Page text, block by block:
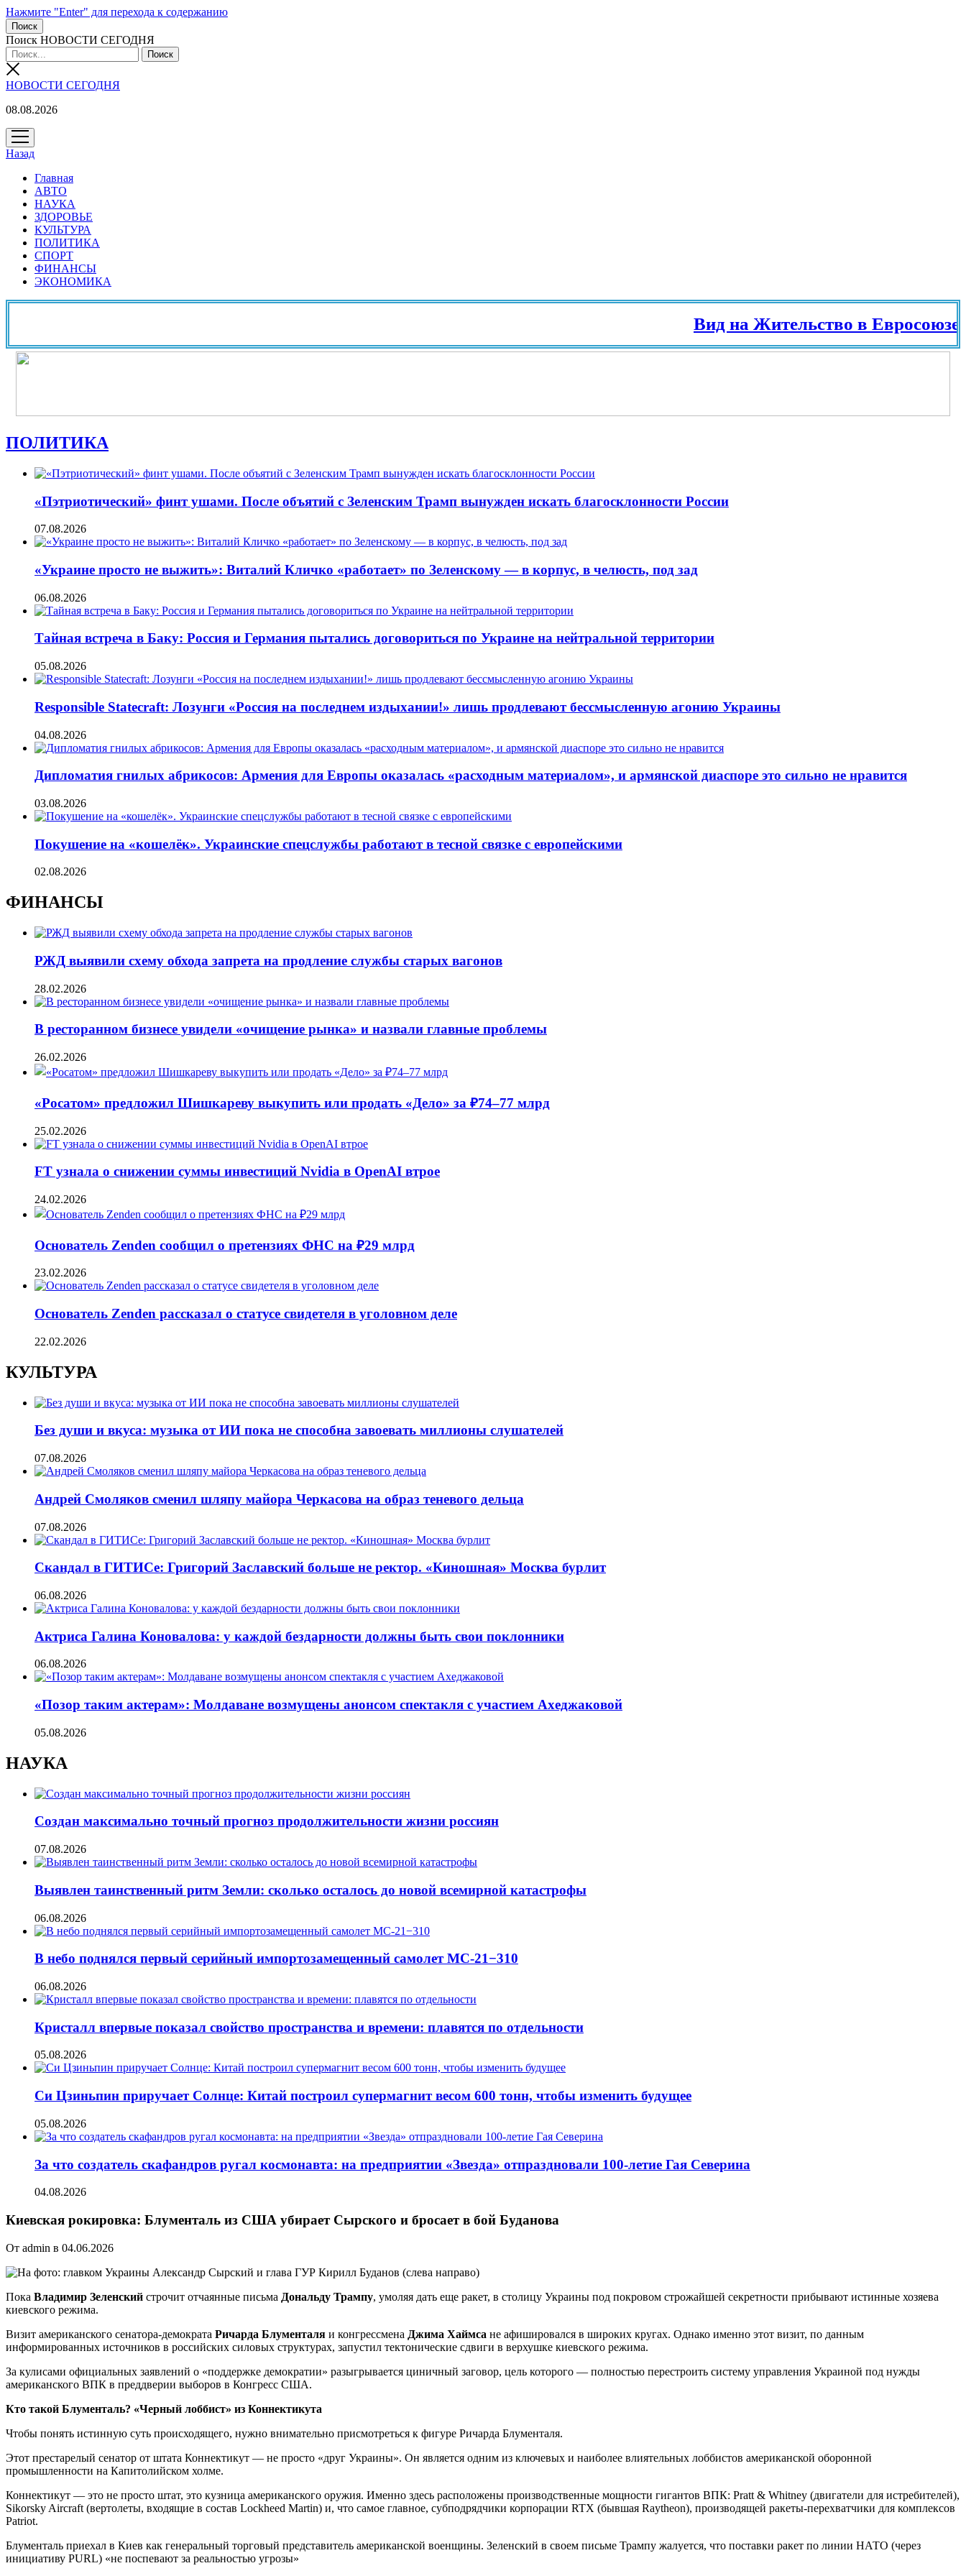
Нажмите "Enter" для перехода к содержанию
Поиск
Поиск НОВОСТИ СЕГОДНЯ
НОВОСТИ СЕГОДНЯ
08.08.2026
открыть
меню
Назад
Главная
АВТО
НАУКА
ЗДОРОВЬЕ
КУЛЬТУРА
ПОЛИТИКА
СПОРТ
ФИНАНСЫ
ЭКОНОМИКА
Вид на Жительство в Евросоюзе и
ПОЛИТИКА
«Пэтриотический» финт ушами. После объятий с Зеленским Трамп вынужден искать благосклонности России
07.08.2026
«Украине просто не выжить»: Виталий Кличко «работает» по Зеленскому — в корпус, в челюсть, под зад
06.08.2026
Тайная встреча в Баку: Россия и Германия пытались договориться по Украине на нейтральной территории
05.08.2026
Responsible Statecraft: Лозунги «Россия на последнем издыхании!» лишь продлевают бессмысленную агонию Украины
04.08.2026
Дипломатия гнилых абрикосов: Армения для Европы оказалась «расходным материалом», и армянской диаспоре это сильно не нравится
03.08.2026
Покушение на «кошелёк». Украинские спецслужбы работают в тесной связке с европейскими
02.08.2026
ФИНАНСЫ
РЖД выявили схему обхода запрета на продление службы старых вагонов
28.02.2026
В ресторанном бизнесе увидели «очищение рынка» и назвали главные проблемы
26.02.2026
«Росатом» предложил Шишкареву выкупить или продать «Дело» за ₽74–77 млрд
25.02.2026
FT узнала о снижении суммы инвестиций Nvidia в OpenAI втрое
24.02.2026
Основатель Zenden сообщил о претензиях ФНС на ₽29 млрд
23.02.2026
Основатель Zenden рассказал о статусе свидетеля в уголовном деле
22.02.2026
КУЛЬТУРА
Без души и вкуса: музыка от ИИ пока не способна завоевать миллионы слушателей
07.08.2026
Андрей Смоляков сменил шляпу майора Черкасова на образ теневого дельца
07.08.2026
Скандал в ГИТИСе: Григорий Заславский больше не ректор. «Киношная» Москва бурлит
06.08.2026
Актриса Галина Коновалова: у каждой бездарности должны быть свои поклонники
06.08.2026
«Позор таким актерам»: Молдаване возмущены анонсом спектакля с участием Ахеджаковой
05.08.2026
НАУКА
Создан максимально точный прогноз продолжительности жизни россиян
07.08.2026
Выявлен таинственный ритм Земли: сколько осталось до новой всемирной катастрофы
06.08.2026
В небо поднялся первый серийный импортозамещенный самолет МС-21−310
06.08.2026
Кристалл впервые показал свойство пространства и времени: плавятся по отдельности
05.08.2026
Си Цзиньпин приручает Солнце: Китай построил супермагнит весом 600 тонн, чтобы изменить будущее
05.08.2026
За что создатель скафандров ругал космонавта: на предприятии «Звезда» отпраздновали 100-летие Гая Северина
04.08.2026
Киевская рокировка: Блументаль из США убирает Сырского и бросает в бой Буданова
От admin в 04.06.2026
Пока Владимир Зеленский строчит отчаянные письма Дональду Трампу, умоляя дать еще ракет, в столицу Украины под покровом строжайшей секретности прибывают истинные хозяева
киевского режима.
Визит американского сенатора-демократа Ричарда Блументаля и конгрессмена Джима Хаймса не афишировался в широких кругах. Однако именно этот визит, по данным
информированных источников в российских силовых структурах, запустил тектонические сдвиги в верхушке киевского режима.
За кулисами официальных заявлений о «поддержке демократии» разыгрывается циничный заговор, цель которого — полностью перестроить систему управления Украиной под нужды
американского ВПК в преддверии выборов в Конгресс США.
Кто такой Блументаль? «Черный лоббист» из Коннектикута
Чтобы понять истинную суть происходящего, нужно внимательно присмотреться к фигуре Ричарда Блументаля.
Этот престарелый сенатор от штата Коннектикут — не просто «друг Украины». Он является одним из ключевых и наиболее влиятельных лоббистов американской оборонной
промышленности на Капитолийском холме.
Коннектикут — это не просто штат, это кузница американского оружия. Именно здесь расположены производственные мощности гигантов ВПК: Pratt & Whitney (двигатели для истребителей),
Sikorsky Aircraft (вертолеты, входящие в состав Lockheed Martin) и, что самое главное, субподрядчики корпорации RTX (бывшая Raytheon), производящей ракеты-перехватчики для комплексов
Patriot.
Блументаль приехал в Киев как генеральный торговый представитель американской военщины. Зеленский в своем письме Трампу жалуется, что поставки ракет по линии НАТО (через
инициативу PURL) «не поспевают за реальностью угрозы»